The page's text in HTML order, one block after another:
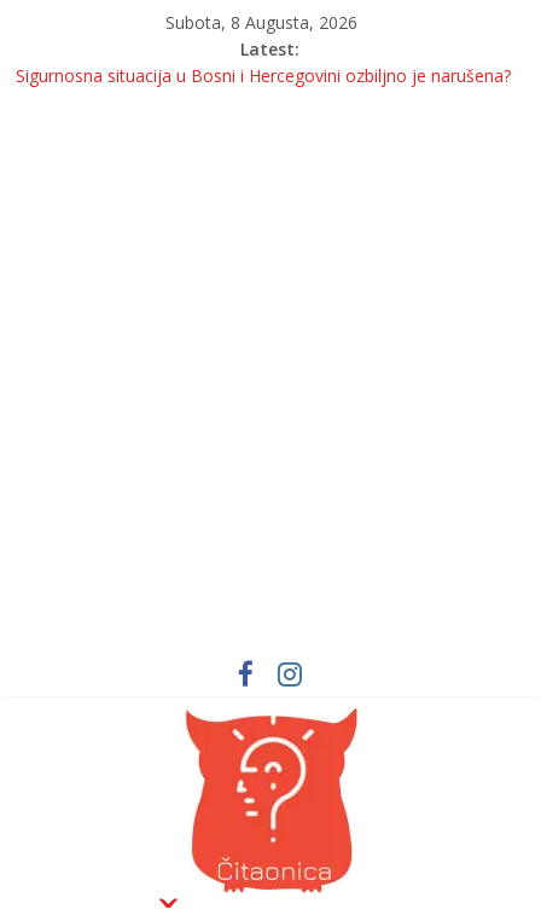
Subota, 8 Augusta, 2026
Latest:
Sigurnosna situacija u Bosni i Hercegovini ozbiljno je narušena?